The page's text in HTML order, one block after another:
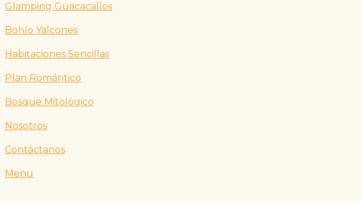
Glamping Guacacallos
Bohío Yalcones
Habitaciones Sencillas
Plan Romántico
Bosque Mitológico
Nosotros
Contáctanos
Menu